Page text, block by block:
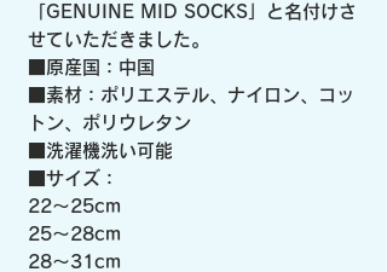
「GENUINE MID SOCKS」と名付けさ
せていただきました。
■原産国：中国
■素材：ポリエステル、ナイロン、コッ
トン、ポリウレタン
■洗濯機洗い可能
■サイズ：
22～25cm
25～28cm
28～31cm